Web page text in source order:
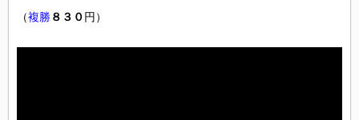
（複勝８３０円）